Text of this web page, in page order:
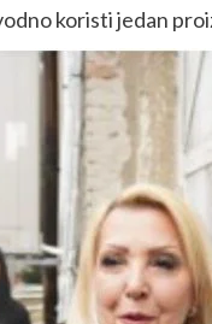
koristi jedan